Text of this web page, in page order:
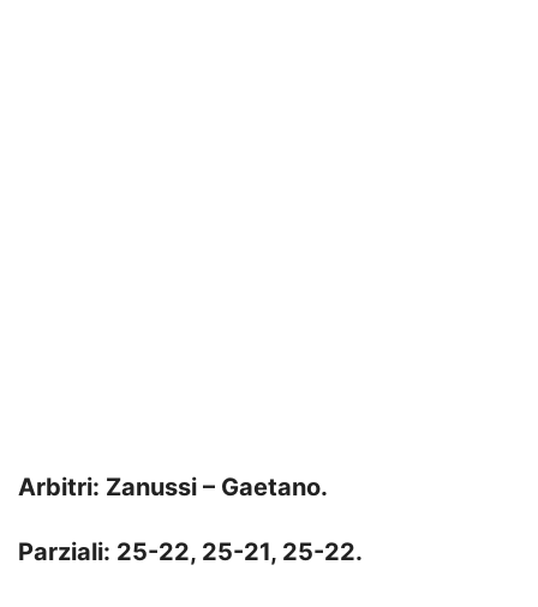
Arbitri: Zanussi – Gaetano.
Parziali: 25-22, 25-21, 25-22.